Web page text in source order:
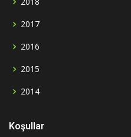
2017
2016
2015
2014
Koşullar